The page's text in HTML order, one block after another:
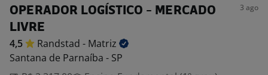
OPERADOR LOGÍSTICO - MERCADO
LIVRE
3 ago
4,5 Randstad - Matriz
Santana de Parnaíba - SP